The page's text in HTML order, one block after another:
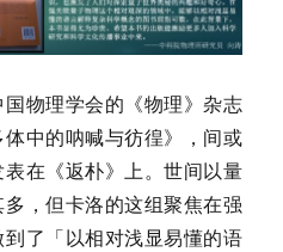
物理学会的《物理》杂志
体中的呐喊与彷徨》，间或
在《返朴》上。世间以量
，但卡洛的这组聚焦在强
了「以相对浅显易懂的语